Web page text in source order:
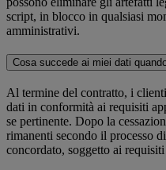
script, in blocco in qualsiasi
amministrativi.
Cosa succede ai miei dati
Al termine del contratto, i
dati in conformità ai requisiti
se pertinente. Dopo la
rimanenti secondo il processo
concordato, soggetto ai